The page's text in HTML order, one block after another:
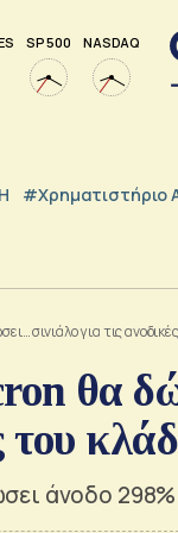
SP 500 NASDAQ
#Χρηματιστήριο
σινιάλο για τις
θα
του
άνοδο